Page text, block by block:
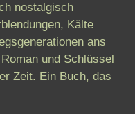
nostalgisch
Kälte
ans
und Schlüssel
Zeit. Ein Buch, das